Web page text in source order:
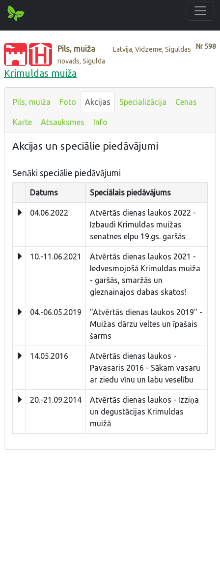
Nr598
Pils, muiža
Latvija, Vidzeme, Siguldas
novads, Sigulda
Krimuldas muiža
Pils, muiža Foto Akcijas Specializācija Cenas
Karte Atsauksmes Info
Akcijas un speciālie piedāvājumi
Senāki speciālie piedāvājumi
Datums Speciālais piedāvājums
04.06.2022
Atvērtās dienas laukos 2022 -
Izbaudi Krimuldas muižas
senatnes elpu 19.gs. garšās
10.-11.06.2021
Atvērtās dienas laukos 2021 -
Iedvesmojošā Krimuldas muiža
- garšās, smaržās un
gleznainajos dabas skatos!
04.-06.05.2019
"Atvērtās dienas laukos 2019" -
Muižas dārzu veltes un īpašais
šarms
14.05.2016
Atvērtās dienas laukos -
Pavasaris 2016 - Sākam vasaru
ar ziedu vīnu un labu veselību
20.-21.09.2014
Atvērtās dienas laukos - Izziņa
un degustācijas Krimuldas
muižā